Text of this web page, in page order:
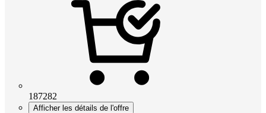
187282
Afficher les détails de l'offre